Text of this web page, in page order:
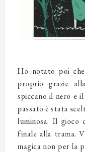
Ho notato poi
proprio grazie
spiccano il nero e
passato è stata
luminosa. Il gioco
finale alla trama.
magica non per la